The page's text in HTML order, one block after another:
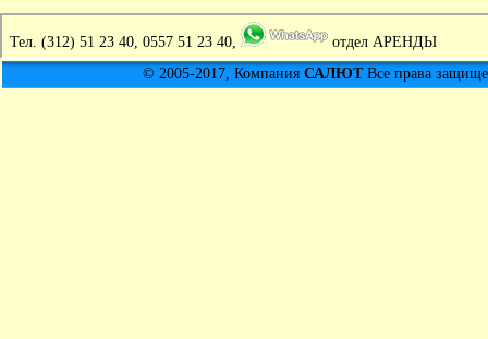
Тел. (312) 51 23 40, 0557 51 23 40,
отдел АРЕНДЫ
© 2005-2017, Компания САЛЮТВсе права